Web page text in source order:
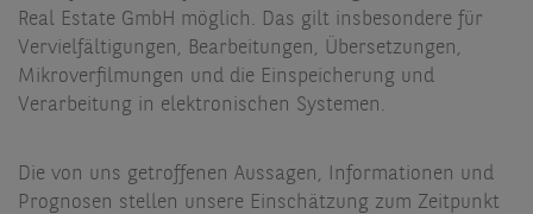
Real Estate GmbH möglich. Das gilt insbesondere für
Vervielfältigungen, Bearbeitungen, Übersetzungen,
Mikroverfilmungen und die Einspeicherung und
Verarbeitung in elektronischen Systemen.
Die von uns getroffenen Aussagen, Informationen und
Prognosen stellen unsere Einschätzung zum Zeitpunkt